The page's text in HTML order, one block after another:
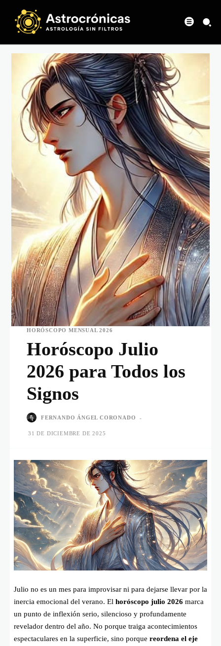
HORÓSCOPO MENSUAL 2026
Horóscopo Julio
2026 para Todos los
Signos
FERNANDO ÁNGEL CORONADO -
31 DE DICIEMBRE DE 2025
Julio no es un mes para improvisar ni para dejarse llevar por la
inercia emocional del verano. El horóscopo julio 2026 marca
un punto de inflexión serio, silencioso y profundamente
revelador dentro del año. No porque traiga acontecimientos
espectaculares en la superficie, sino porque reordena el eje